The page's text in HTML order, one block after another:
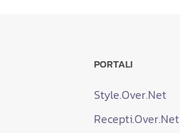
PORTALI
Style.Over.Net
Recepti.Over.Net